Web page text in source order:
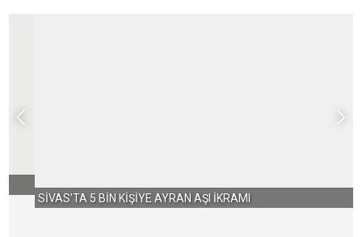
SİVAS’TA 5 BİN KİŞİYE AYRAN AŞI İKRAMI